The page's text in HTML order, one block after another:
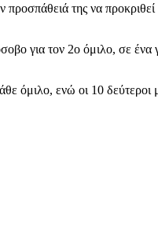
της να
για τον 2ο όμιλο, σε
όμιλο, ενώ οι 10